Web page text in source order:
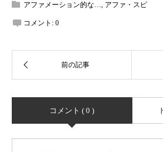
アファメーション的な…, アファ・スピ
コメント: 0
コメント ( 0 )